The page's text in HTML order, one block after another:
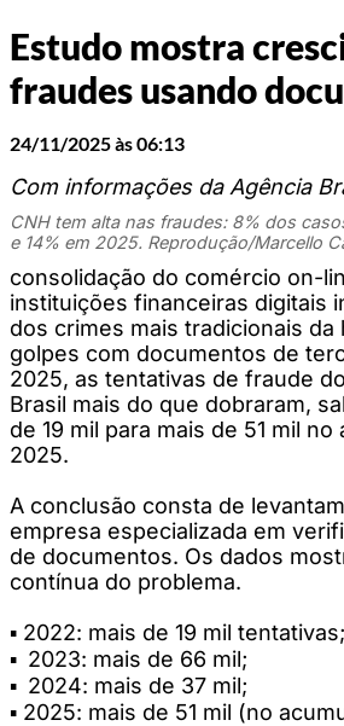
Estudo mostra
fraudes usando
24/11/2025 às 06:13
Com informações da Agência
CNH tem alta nas fraudes: 8% dos
e 14% em 2025. Reprodução/Marcello
consolidação do comércio on-
instituições financeiras digitais
dos crimes mais tradicionais da
golpes com documentos de
2025, as tentativas de fraude
Brasil mais do que dobraram,
de 19 mil para mais de 51 mil no
2025.
A conclusão consta de
empresa especializada em
de documentos. Os dados
contínua do problema.
▪️ 2022: mais de 19 mil tentativas;
▪️ 2023: mais de 66 mil;
▪️ 2024: mais de 37 mil;
▪️ 2025: mais de 51 mil (no